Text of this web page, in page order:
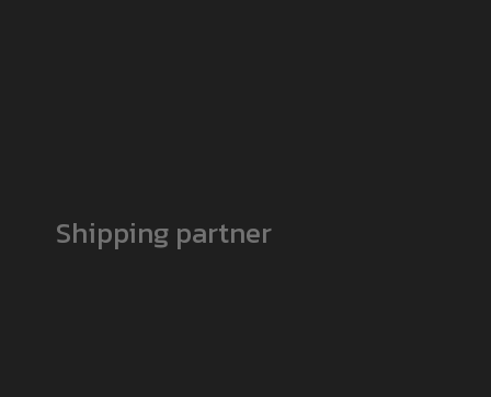
Shipping partner